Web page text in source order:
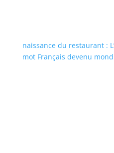
naissance du restaurant :
mot Français devenu